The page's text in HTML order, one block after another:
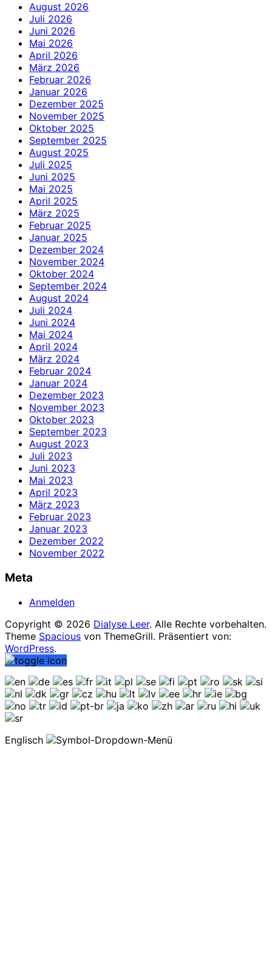
August 2026
Juli 2026
Juni 2026
Mai 2026
April 2026
März 2026
Februar 2026
Januar 2026
Dezember 2025
November 2025
Oktober 2025
September 2025
August 2025
Juli 2025
Juni 2025
Mai 2025
April 2025
März 2025
Februar 2025
Januar 2025
Dezember 2024
November 2024
Oktober 2024
September 2024
August 2024
Juli 2024
Juni 2024
Mai 2024
April 2024
März 2024
Februar 2024
Januar 2024
Dezember 2023
November 2023
Oktober 2023
September 2023
August 2023
Juli 2023
Juni 2023
Mai 2023
April 2023
März 2023
Februar 2023
Januar 2023
Dezember 2022
November 2022
Meta
Anmelden
Copyright © 2026 Dialyse Leer. Alle Rechte vorbehalten.
Theme Spacious von ThemeGrill. Präsentiert von:
WordPress.
Englisch